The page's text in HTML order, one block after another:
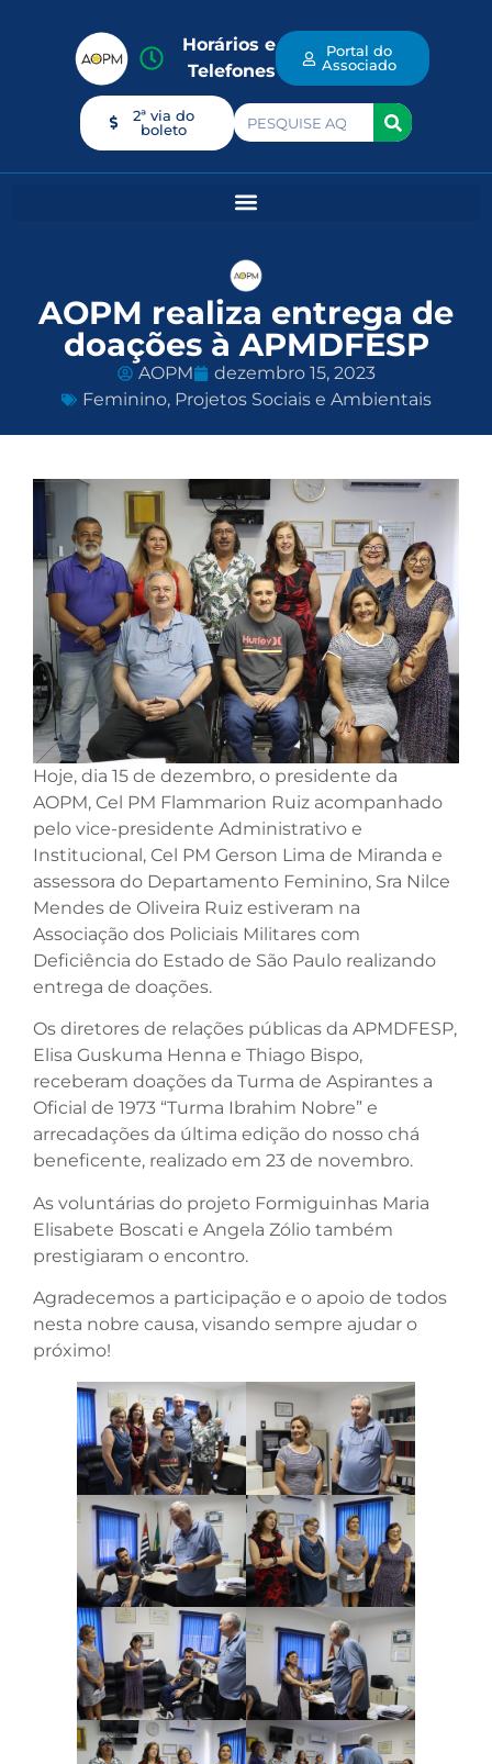
Horários e
Telefones
Portal do
Associado
2ª via do
boleto
AOPM realiza entrega de
doações à APMDFESP
AOPM
dezembro 15, 2023
Feminino, Projetos Sociais e Ambientais
Hoje, dia 15 de dezembro, o presidente da
AOPM, Cel PM Flammarion Ruiz acompanhado
pelo vice-presidente Administrativo e
Institucional, Cel PM Gerson Lima de Miranda e
assessora do Departamento Feminino, Sra Nilce
Mendes de Oliveira Ruiz estiveram na
Associação dos Policiais Militares com
Deficiência do Estado de São Paulo realizando
entrega de doações.
Os diretores de relações públicas da APMDFESP,
Elisa Guskuma Henna e Thiago Bispo,
receberam doações da Turma de Aspirantes a
Oficial de 1973 “Turma Ibrahim Nobre” e
arrecadações da última edição do nosso chá
beneficente, realizado em 23 de novembro.
As voluntárias do projeto Formiguinhas Maria
Elisabete Boscati e Angela Zólio também
prestigiaram o encontro.
Agradecemos a participação e o apoio de todos
nesta nobre causa, visando sempre ajudar o
próximo!